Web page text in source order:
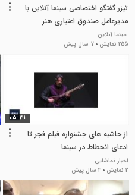
تیزر گفتگو اختصاصی سینما آنلاین با
مدیرعامل صندوق اعتباری هنر
سینما آنلاین
255 نمایش
7 سال پیش
05:31
از حاشیه های جشنواره فیلم فجر تا
ادعای انحطاط در سینما
اخبار تماشایی
2 نمایش
4 سال پیش